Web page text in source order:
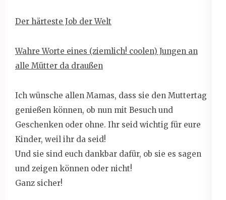
Der härteste Job der Welt
Wahre Worte eines (ziemlich! coolen) Jungen an
alle Mütter da draußen
Ich wünsche allen Mamas, dass sie den Muttertag
genießen können, ob nun mit Besuch und
Geschenken oder ohne. Ihr seid wichtig für eure
Kinder, weil ihr da seid!
Und sie sind euch dankbar dafür, ob sie es sagen
und zeigen können oder nicht!
Ganz sicher!